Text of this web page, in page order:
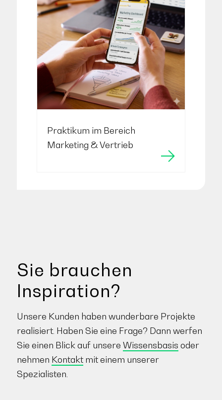
Praktikum im Bereich
Marketing & Vertrieb
Sie brauchen
Inspiration?
Unsere Kunden haben wunderbare Projekte
realisiert. Haben Sie eine Frage? Dann werfen
Sie einen Blick auf unsere Wissensbasis oder
nehmen Kontaktmit einem unserer
Spezialisten.